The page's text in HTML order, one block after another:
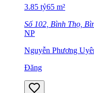
3.85 tỷ65 m²
Số 102, Bình Thọ,
NP
Nguyễn Phương
Đăng